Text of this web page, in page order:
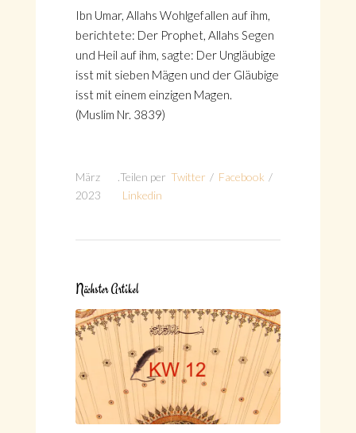
Ibn Umar, Allahs Wohlgefallen auf ihm,
berichtete: Der Prophet, Allahs Segen
und Heil auf ihm, sagte: Der Ungläubige
isst mit sieben Mägen und der Gläubige
isst mit einem einzigen Magen.
(Muslim Nr. 3839)
März
2023
.Teilen per Twitter / Facebook /
Linkedin
Nächster Artikel